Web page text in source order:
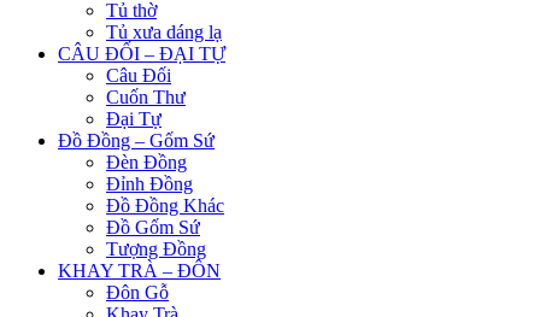
Tủ thờ
Tủ xưa dáng lạ
CÂU ĐỐI – ĐẠI TỰ
Câu Đối
Cuốn Thư
Đại Tự
Đồ Đồng – Gốm Sứ
Đèn Đồng
Đỉnh Đồng
Đồ Đồng Khác
Đồ Gốm Sứ
Tượng Đồng
KHAY TRÀ – ĐÔN
Đôn Gỗ